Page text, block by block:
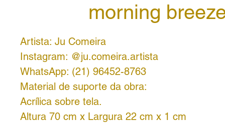
morning
Artista: Ju Comeira
Instagram: @ju.comeira.artista
WhatsApp: (21) 96452-8763
Material de suporte da obra:
Acrílica sobre tela.
Altura 70 cm x Largura 22 cm x 1 cm